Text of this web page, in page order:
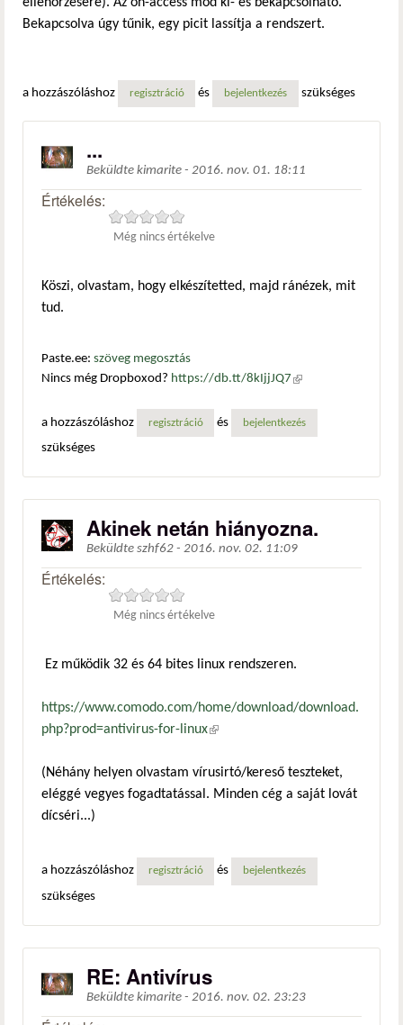
Bekapcsolva úgy tűnik, egy picit lassítja a rendszert.
a hozzászóláshoz regisztráció és bejelentkezés szükséges
...
Beküldte kimarite - 2016. nov. 01. 18:11
Értékelés:
Még nincs értékelve
Köszi, olvastam, hogy elkészítetted, majd ránézek, mit
tud.
Paste.ee: szöveg megosztás
Nincs még Dropboxod? https://db.tt/8kIjjJQ7 (külső
a hozzászóláshoz
regisztráció és bejelentkezés
szükséges
Akinek netán hiányozna.
Beküldte szhf62 - 2016. nov. 02. 11:09
Értékelés:
Még nincs értékelve
Ez működik 32 és 64 bites linux rendszeren.
https://www.comodo.com/home/download/download.
php?prod=antivirus-for-linux(külső hivatkozás)
(Néhány helyen olvastam vírusirtó/kereső teszteket,
eléggé vegyes fogadtatással. Minden cég a saját lovát
dícséri...)
a hozzászóláshoz regisztráció és bejelentkezés
szükséges
RE: Antivírus
Beküldte kimarite - 2016. nov. 02. 23:23